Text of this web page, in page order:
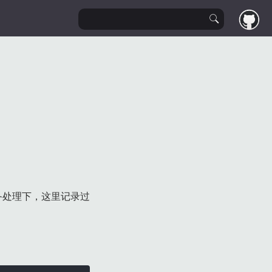
理下，这里记录过